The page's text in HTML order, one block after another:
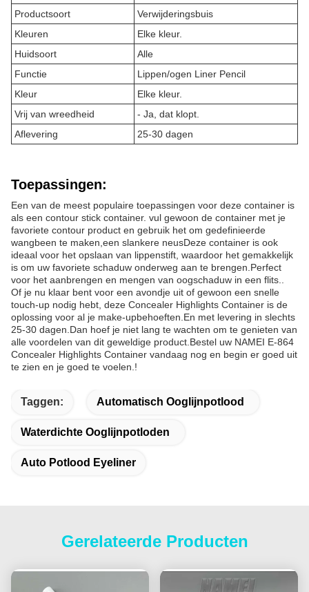
Productsoort
Verwijderingsbuis
Kleuren
Elke kleur.
Huidsoort
Alle
Functie
Lippen/ogen Liner Pencil
Kleur
Elke kleur.
Vrij van wreedheid
- Ja, dat klopt.
Aflevering
25-30 dagen
Toepassingen:
Een van de meest populaire toepassingen voor deze container is
als een contour stick container. vul gewoon de container met je
favoriete contour product en gebruik het om gedefinieerde
wangbeen te maken,een slankere neusDeze container is ook
ideaal voor het opslaan van lippenstift, waardoor het gemakkelijk
is om uw favoriete schaduw onderweg aan te brengen.Perfect
voor het aanbrengen en mengen van oogschaduw in een flits..
Of je nu klaar bent voor een avondje uit of gewoon een snelle
touch-up nodig hebt, deze Concealer Highlights Container is de
oplossing voor al je make-upbehoeften.En met levering in slechts
25-30 dagen.Dan hoef je niet lang te wachten om te genieten van
alle voordelen van dit geweldige product.Bestel uw NAMEI E-864
Concealer Highlights Container vandaag nog en begin er goed uit
te zien en je goed te voelen.!
Taggen: Automatisch Ooglijnpotlood
Waterdichte Ooglijnpotloden
Auto Potlood Eyeliner
Gerelateerde Producten